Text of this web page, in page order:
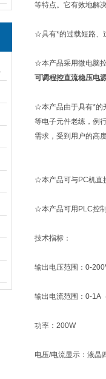
等特点。它有效地解
☆具有*的过载短路、
☆本产品采用微电脑
可调程控直流稳压电
☆本产品由于具有*的
等电子元件老练，例
需求，受到用户的高
☆本产品可与PC机直
☆本产品可用PLC控
技术指标：
输出电压范围：0-
输出电流范围：0-1A
功率：200W
电压/电流显示：液晶